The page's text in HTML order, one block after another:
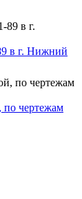
в г. Нижний
по чертежам